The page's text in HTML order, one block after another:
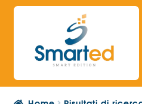
Vai
navigazione
Vai
contenuto